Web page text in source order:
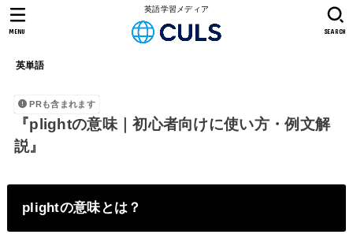
英語学習メディア
英単語
SEARCH
MENU
PRも含まれます
『plightの意味｜初心者向けに使い方・例文解
説』
plightの意味とは？